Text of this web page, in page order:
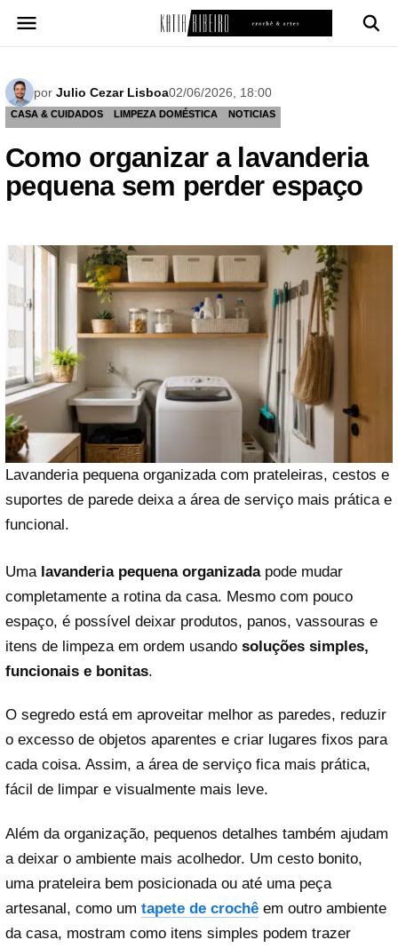
para
por Julio Cezar Lisboa02/06/2026, 18:00
CASA & CUIDADOS LIMPEZA DOMÉSTICA NOTICIAS
Como organizar a lavanderia
pequena sem perder espaço
Lavanderia pequena organizada com prateleiras, cestos e
suportes de parede deixa a área de serviço mais prática e
funcional.
Uma lavanderia pequena organizadapode mudar
completamente a rotina da casa. Mesmo com pouco
espaço, é possível deixar produtos, panos, vassouras e
itens de limpeza em ordem usando soluções simples,
funcionais e bonitas.
O segredo está em aproveitar melhor as paredes, reduzir
o excesso de objetos aparentes e criar lugares fixos para
cada coisa. Assim, a área de serviço fica mais prática,
fácil de limpar e visualmente mais leve.
Além da organização, pequenos detalhes também ajudam
a deixar o ambiente mais acolhedor. Um cesto bonito,
uma prateleira bem posicionada ou até uma peça
artesanal, como um tapete de crochê em outro ambiente
da casa, mostram como itens simples podem trazer